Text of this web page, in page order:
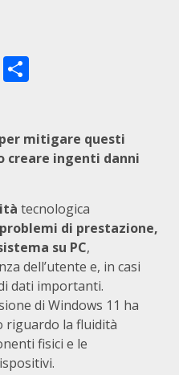
LinkedIn
mitigare questi
creare ingenti danni
tecnologica
di prestazione,
su PC,
dell’utente e, in casi
dati importanti.
di Windows 11 ha
la fluidità
fisici e le